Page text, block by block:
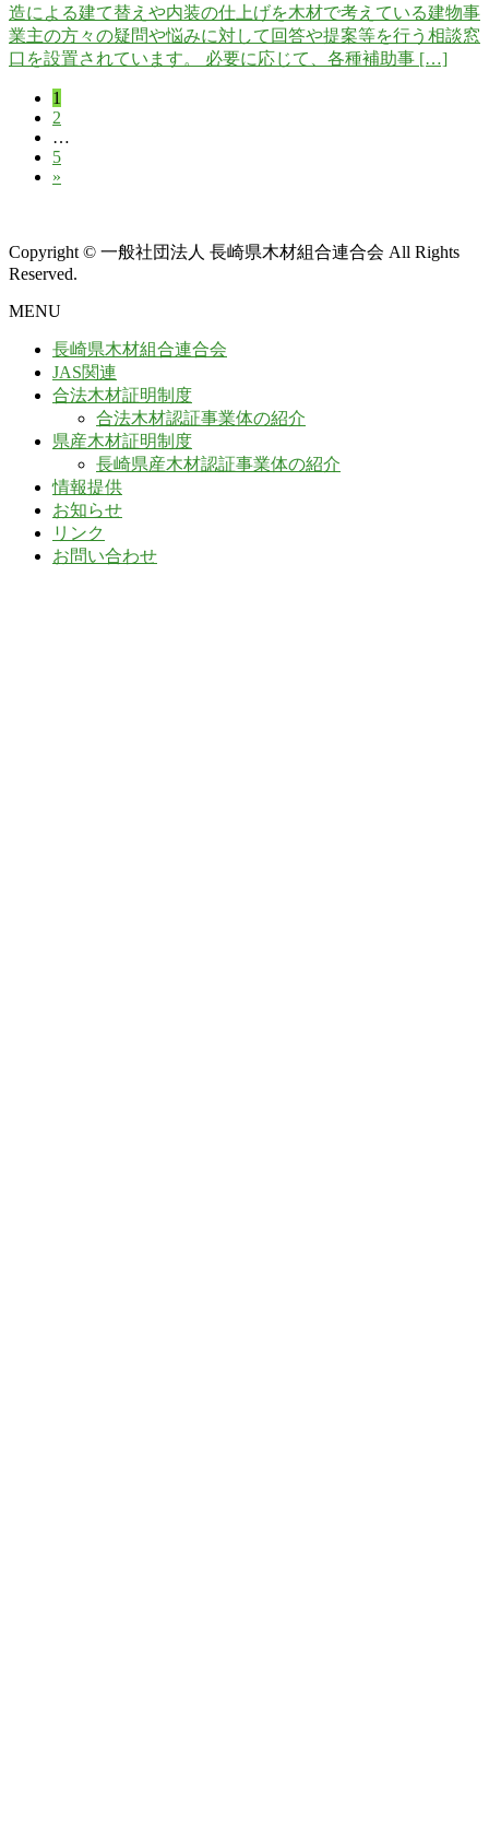
造による建て替えや内装の仕上げを木材で考えている建物事
業主の方々の疑問や悩みに対して回答や提案等を行う相談窓
口を設置されています。 必要に応じて、各種補助事 […]
ー
ジ
送
固
定
ペ
ー
ジ
1
固
定
ペ
ー
2
…
固
定
ジ
5
»
Copyright © 一般社団法人 長崎県木材組合連合会 All Rights
Reserved.
MENU
長崎県木材組合連合会
JAS関連
合法木材証明制度
合法木材認証事業体の紹介
県産木材証明制度
長崎県産木材認証事業体の紹介
情報提供
お知らせ
リンク
お問い合わせ